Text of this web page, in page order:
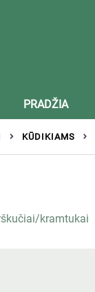
vaikams
PRADŽIA
KŪDIKIAMS
kramtukai